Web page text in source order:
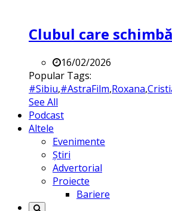
Clubul care
16/02/2026
Popular Tags:
#Sibiu,#AstraFilm,Roxana,
See All
Podcast
Altele
Evenimente
Știri
Advertorial
Proiecte
Bariere